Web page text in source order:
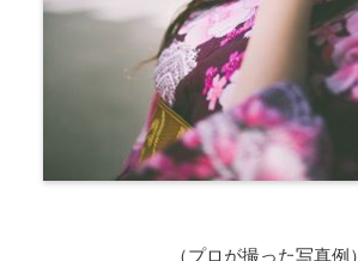
（プロが撮った写真例）